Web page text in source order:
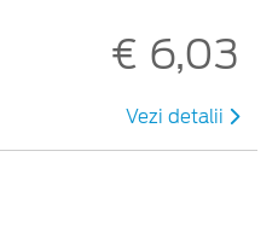
€ 6,03
Vezi detalii